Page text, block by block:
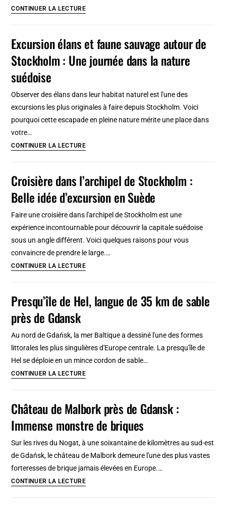
de
entre
houblon
et
CONTINUER LA LECTURECôte
Naples
:
Ravello
et
les
de
Excursion élans et faune sauvage autour de
Stockholm : Une journée dans la nature
suédoise
Observer des élans dans leur habitat naturel est l'une des
excursions les plus originales à faire depuis Stockholm. Voici
pourquoi cette escapade en pleine nature mérite une place dans
votre…
CONTINUER LA LECTUREExcursion
faune
sauvage
Stockholm
Une
journée
la
nature
Croisière dans l’archipel de Stockholm :
Belle idée d’excursion en Suède
Faire une croisière dans l'archipel de Stockholm est une
expérience incontournable pour découvrir la capitale suédoise
sous un angle différent. Voici quelques raisons pour vous
convaincre de prendre le large.…
CONTINUER LA LECTURECroisière
de
en
Presqu’île de Hel, langue de 35 km de sable
près de Gdansk
Au nord de Gdańsk, la mer Baltique a dessiné l'une des formes
littorales les plus singulières d'Europe centrale. La presqu'île de
Hel se déploie en un mince cordon de sable…
CONTINUER LA LECTUREPresqu’île
langue
de
près
Château de Malbork près de Gdansk :
Immense monstre de briques
Sur les rives du Nogat, à une soixantaine de kilomètres au sud-est
de Gdańsk, le château de Malbork demeure l'une des plus vastes
forteresses de brique jamais élevées en Europe.…
CONTINUER LA LECTUREChâteau